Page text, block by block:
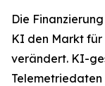
Die
KI den Markt
verändert. KI-
Telemetriedaten